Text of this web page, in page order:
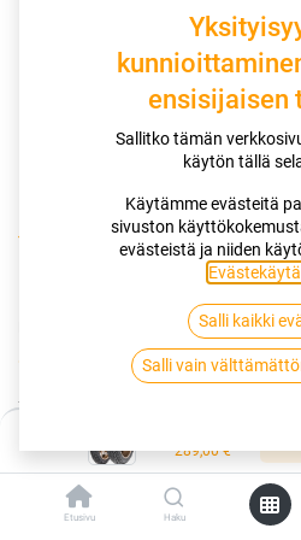
289,00€
Etusivu Haku
Kauppa 120/70R19 60W
120/70R19 60W
Tuotekoodi:
/ kpl
Toimitusaika:5 arkipäivää
Lisää
ensisijaisen
Sallitko tämän
käytön tällä
Käytämme evästeitä
sivuston
evästeistä ja niiden
Salli kaikki
Salli vain